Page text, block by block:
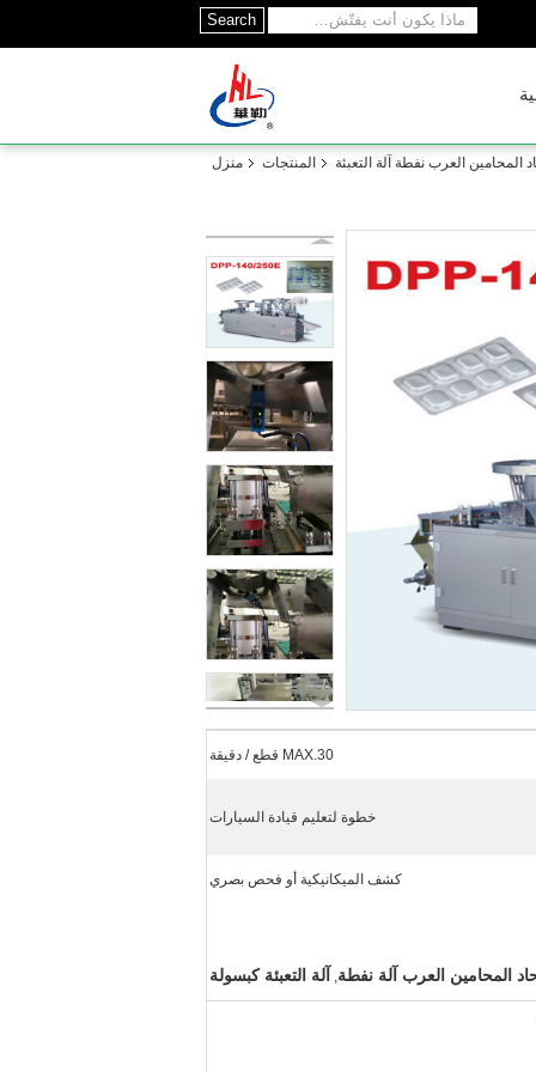
Search
منزل المنتجات المحامين العرب نفطة آلة التعبئة
MAX.30 قطع / دقيقة
خطوة لتعليم قيادة السيارات
كشف الميكانيكية أو فحص بصري
المحامين العرب آلة نفطة, آلة التعبئة كبسولة